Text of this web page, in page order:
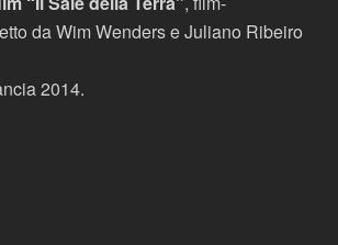
da Wim Wenders e Juliano Ribeiro
2014.